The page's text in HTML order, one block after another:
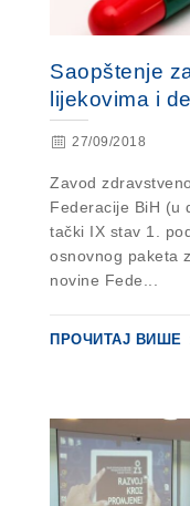
Saopštenje
lijekovima i
27/09/2018
Zavod
Federacije BiH (u
tački IX stav 1.
osnovnog paketa
novine Fede...
ПРОЧИТАЈ ВИШЕ